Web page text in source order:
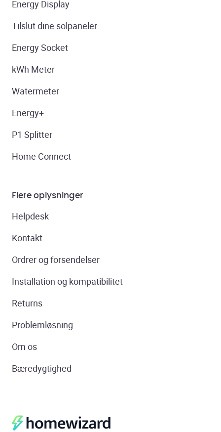
Energy Display
Tilslut dine solpaneler
Energy Socket
kWh Meter
Watermeter
Energy+
P1 Splitter
Home Connect
Flere oplysninger
Helpdesk
Kontakt
Ordrer og forsendelser
Installation og kompatibilitet
Returns
Problemløsning
Om os
Bæredygtighed